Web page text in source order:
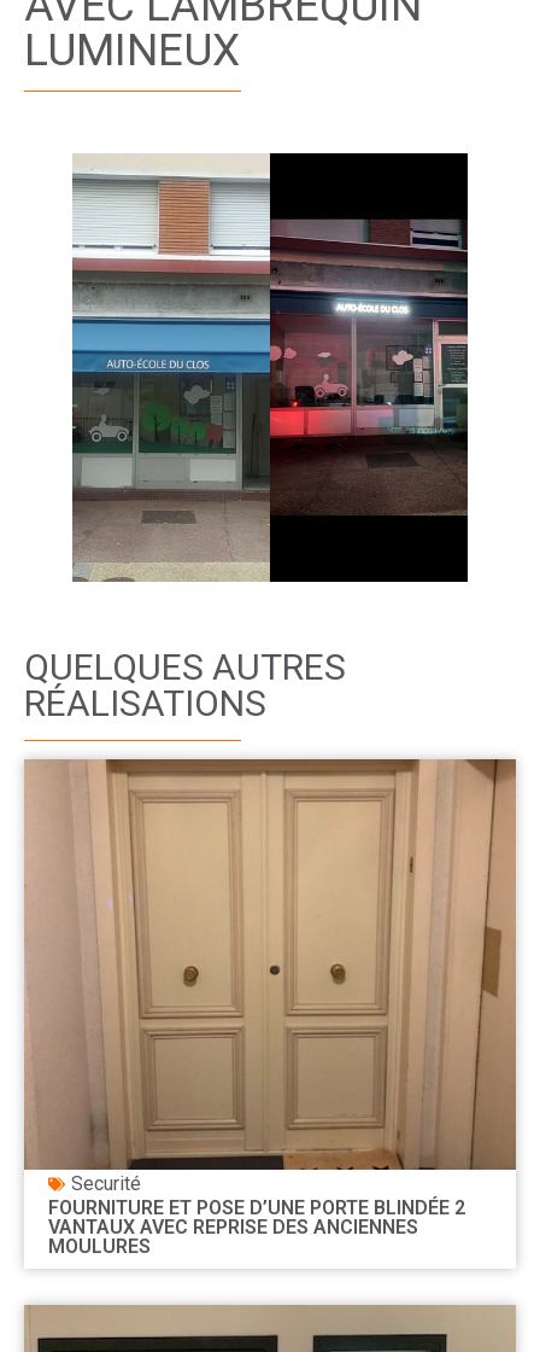
LUMINEUX
QUELQUES AUTRES
RÉALISATIONS
Securité
FOURNITURE ET POSE D’UNE PORTE BLINDÉE 2
VANTAUX AVEC REPRISE DES ANCIENNES
MOULURES